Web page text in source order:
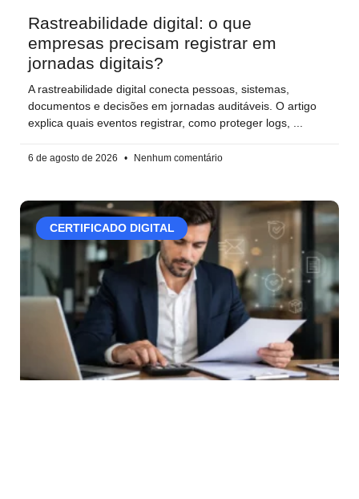
Rastreabilidade digital: o que
empresas precisam registrar em
jornadas digitais?
A rastreabilidade digital conecta pessoas, sistemas,
documentos e decisões em jornadas auditáveis. O artigo
explica quais eventos registrar, como proteger logs,
6 de agosto de 2026 Nenhum comentário
CERTIFICADO DIGITAL